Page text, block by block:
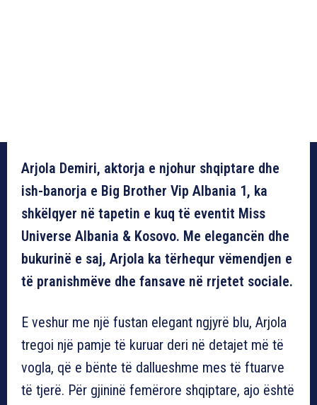
Arjola Demiri, aktorja e njohur shqiptare dhe
ish-banorja e Big Brother Vip Albania 1, ka
shkëlqyer në tapetin e kuq të eventit Miss
Universe Albania & Kosovo. Me elegancën dhe
bukurinë e saj, Arjola ka tërhequr vëmendjen e
të pranishmëve dhe fansave në rrjetet sociale.
E veshur me një fustan elegant ngjyrë blu, Arjola
tregoi një pamje të kuruar deri në detajet më të
vogla, që e bënte të dallueshme mes të ftuarve
të tjerë. Për gjininë femërore shqiptare, ajo është